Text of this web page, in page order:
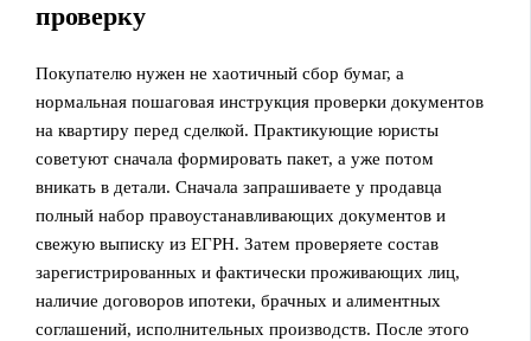
проверку
Покупателю нужен не хаотичный сбор бумаг, а
нормальная пошаговая инструкция проверки документов
на квартиру перед сделкой. Практикующие юристы
советуют сначала формировать пакет, а уже потом
вникать в детали. Сначала запрашиваете у продавца
полный набор правоустанавливающих документов и
свежую выписку из ЕГРН. Затем проверяете состав
зарегистрированных и фактически проживающих лиц,
наличие договоров ипотеки, брачных и алиментных
соглашений, исполнительных производств. После этого